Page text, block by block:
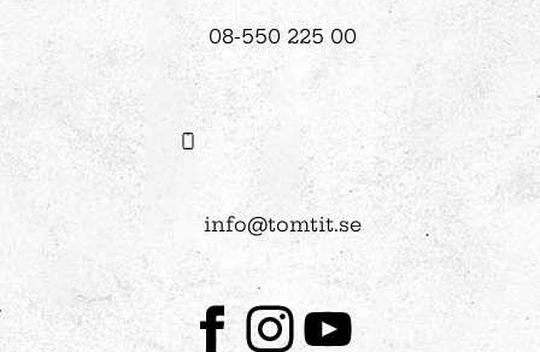
08-550 225 00
info@tomtit.se